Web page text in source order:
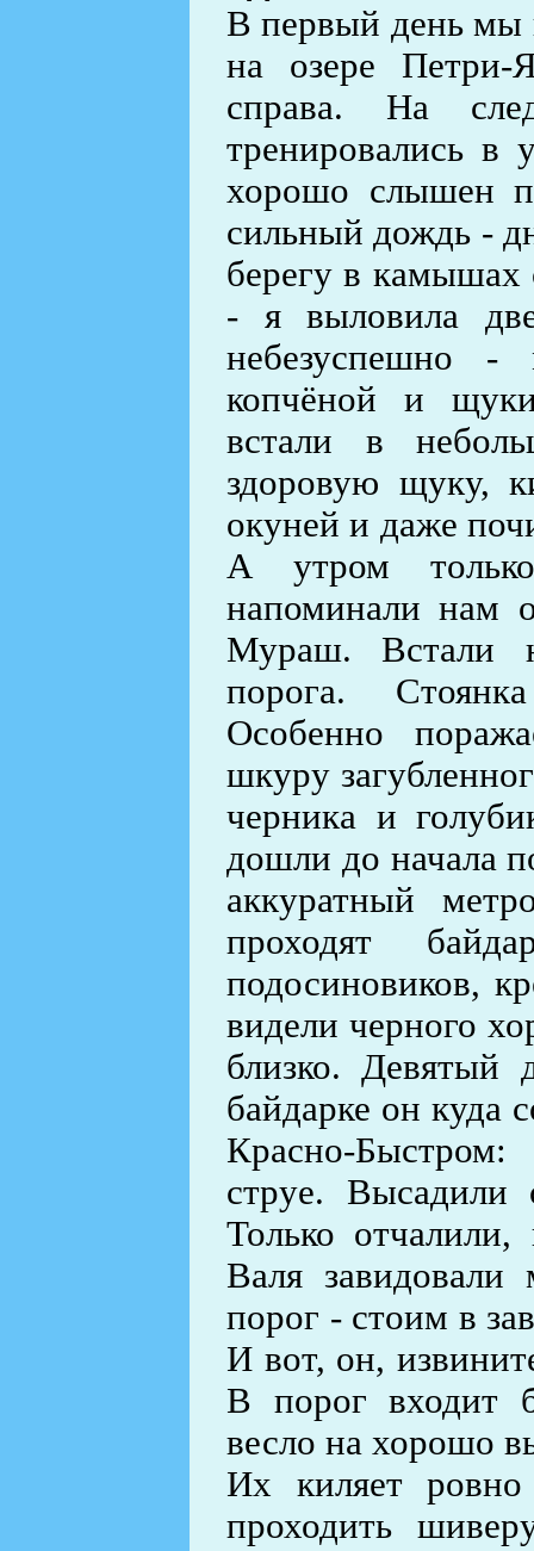
В первый день мы
на озере Петри-
справа. На
тренировались в
хорошо слышен
сильный дождь -
берегу в камышах
- я выловила
небезуспешно
копчёной и
встали в
здоровую щуку,
окуней и даже
А утром
напоминали нам
Мураш. Встали
порога.
Особенно
шкуру
черника и
дошли до начала
аккуратный
проходят
подосиновиков,
видели черного
близко. Девятый
байдарке он куда
Красно-
струе. Высадили
Только
Валя
порог - стоим в
И вот, он,
В порог входит
весло на хорошо
Их киляет ровно
проходить